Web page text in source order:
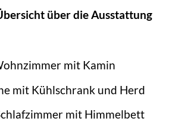
über die Ausstattung
mit Kamin
mit Kühlschrank und Herd
mit Himmelbett